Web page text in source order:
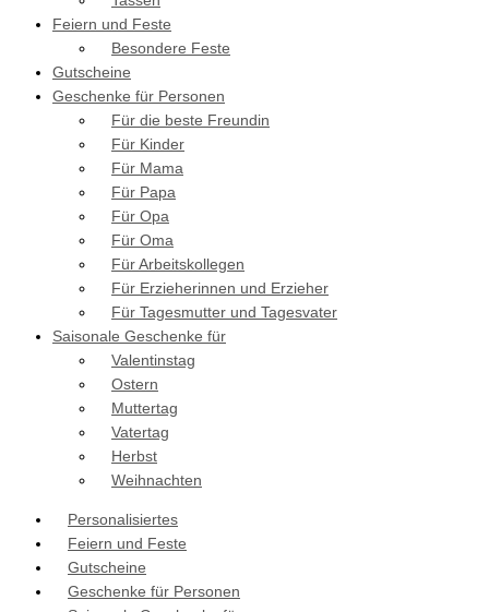
Feiern und Feste
Besondere Feste
Gutscheine
Geschenke für Personen
Für die beste Freundin
Für Kinder
Für Mama
Für Papa
Für Opa
Für Oma
Für Arbeitskollegen
Für Erzieherinnen und Erzieher
Für Tagesmutter und Tagesvater
Saisonale Geschenke für
Valentinstag
Ostern
Muttertag
Vatertag
Herbst
Weihnachten
Personalisiertes
Feiern und Feste
Gutscheine
Geschenke für Personen